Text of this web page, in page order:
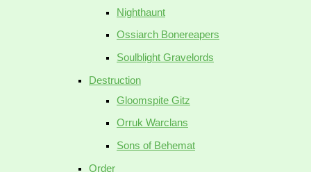
Nighthaunt
Ossiarch Bonereapers
Soulblight Gravelords
Destruction
Gloomspite Gitz
Orruk Warclans
Sons of Behemat
Order